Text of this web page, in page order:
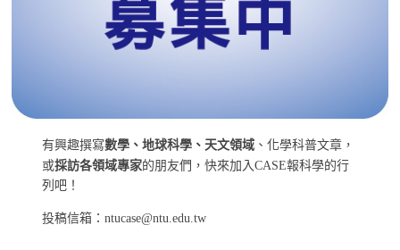
有興趣撰寫數學、地球科學、天文領域 、化學科普文章，
或採訪各領域專家的朋友們，快來加入CASE報科學的行
列吧！
投稿信箱：ntucase@ntu.edu.tw